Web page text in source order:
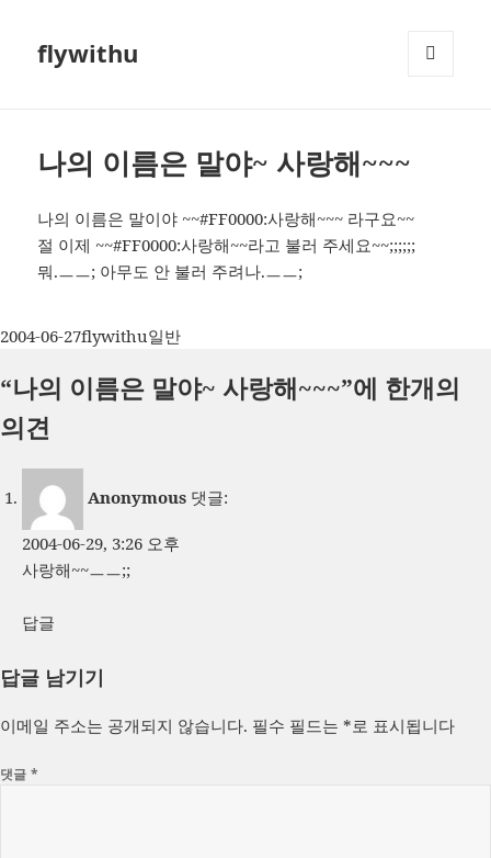
flywithu
나의 이름은 말야~ 사랑해~~~
나의 이름은 말이야 ~~#FF0000:사랑해~~~ 라구요~~
절 이제 ~~#FF0000:사랑해~~라고 불러 주세요~~;;;;;;
뭐.ㅡㅡ; 아무도 안 불러 주려나.ㅡㅡ;
작
일
자
2004-06-27글
이
flywithu카
고
일반
“나의 이름은 말야~ 사랑해~~~”에 한개의
의견
Anonymous 댓글:
2004-06-29, 3:26 오후
사랑해~~ㅡㅡ;;
답글
답글 남기기
이메일 주소는 공개되지 않습니다. 필수 필드는 *로 표시됩니다
댓글*